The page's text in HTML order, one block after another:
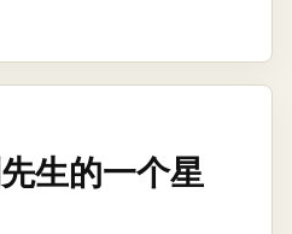
生的一个星